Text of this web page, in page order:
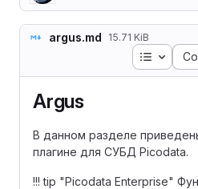
argus.md 15.71 KiB
Table
Argus
В данном разделе
плагине для СУБД Picodata.
!!! tip "Picodata Enterprise"